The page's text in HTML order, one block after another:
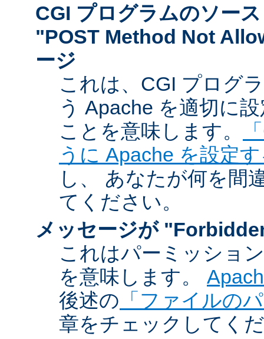
CGI プログラムのソー
"POST Method Not
ージ
これは、CGI プログ
う Apache を適切に
ことを意味します。
うに Apache を設定
し、 あなたが何を間
てください。
メッセージが
これはパーミッショ
を意味します。
後述の 「ファイルの
章をチェックしてく